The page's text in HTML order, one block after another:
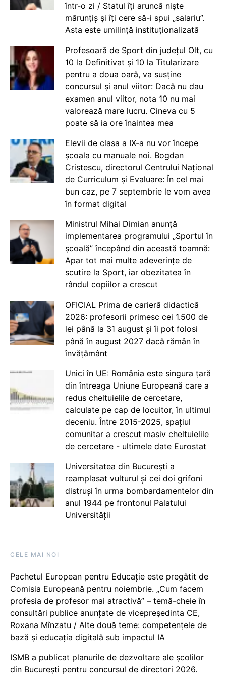
într-o zi / Statul îți aruncă niște
mărunțiș și îți cere să-i spui „salariu”.
Asta este umilință instituționalizată
Profesoară de Sport din județul Olt, cu
10 la Definitivat și 10 la Titularizare
pentru a doua oară, va susține
concursul și anul viitor: Dacă nu dau
examen anul viitor, nota 10 nu mai
valorează mare lucru. Cineva cu 5
poate să ia ore înaintea mea
Elevii de clasa a IX-a nu vor începe
școala cu manuale noi. Bogdan
Cristescu, directorul Centrului Național
de Curriculum și Evaluare: În cel mai
bun caz, pe 7 septembrie le vom avea
în format digital
Ministrul Mihai Dimian anunță
implementarea programului „Sportul în
școală” începând din această toamnă:
Apar tot mai multe adeverințe de
scutire la Sport, iar obezitatea în
rândul copiilor a crescut
OFICIAL Prima de carieră didactică
2026: profesorii primesc cei 1.500 de
lei până la 31 august și îi pot folosi
până în august 2027 dacă rămân în
învățământ
Unici în UE: România este singura țară
din întreaga Uniune Europeană care a
redus cheltuielile de cercetare,
calculate pe cap de locuitor, în ultimul
deceniu. Între 2015-2025, spațiul
comunitar a crescut masiv cheltuielile
de cercetare - ultimele date Eurostat
Universitatea din București a
reamplasat vulturul și cei doi grifoni
distruși în urma bombardamentelor din
anul 1944 pe frontonul Palatului
Universității
CELE MAI NOI
Pachetul European pentru Educație este pregătit de
Comisia Europeană pentru noiembrie. „Cum facem
profesia de profesor mai atractivă” – temă-cheie în
consultări publice anunțate de vicepreședinta CE,
Roxana Mînzatu / Alte două teme: competențele de
bază și educația digitală sub impactul IA
ISMB a publicat planurile de dezvoltare ale școlilor
din București pentru concursul de directori 2026.